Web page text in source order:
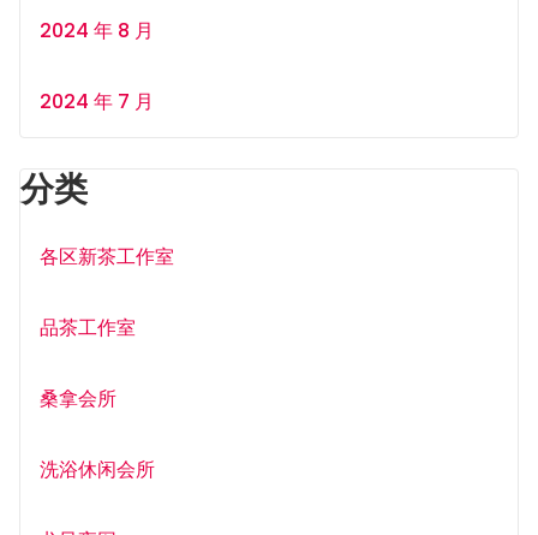
2024 年 8 月
2024 年 7 月
分类
各区新茶工作室
品茶工作室
桑拿会所
洗浴休闲会所